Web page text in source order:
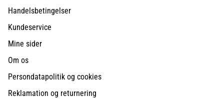
Handelsbetingelser
Kundeservice
Mine sider
Om os
Persondatapolitik og cookies
Reklamation og returnering